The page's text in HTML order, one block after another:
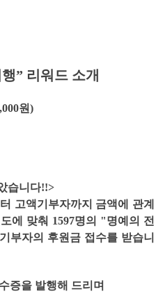
” 리워드 소개
원)
습니다!!>
고액기부자까지 금액에 관계
에 맞춰 1597명의 "명예의 전
부자의 후원금 접수를 받습니
증을 발행해 드리며